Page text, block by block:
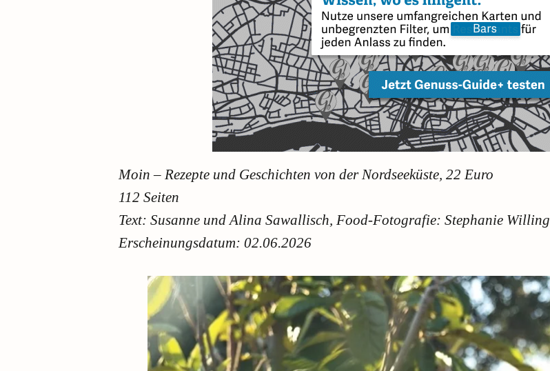
Moin – Rezepte und Geschichten von der Nordseeküste, 22 Euro
112 Seiten
Text: Susanne und Alina Sawallisch, Food-Fotografie: Stephanie Willing
Erscheinungsdatum: 02.06.2026